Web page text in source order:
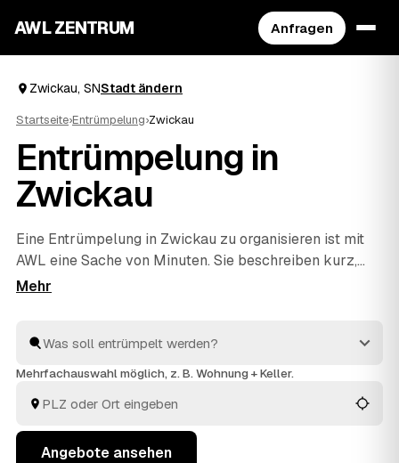
AWL ZENTRUM Anfragen
Zwickau, SNStadt ändern
Startseite›Entrümpelung›Zwickau
Entrümpelung in
Zwickau
Eine Entrümpelung in Zwickau zu organisieren ist mit
AWL eine Sache von Minuten. Sie beschreiben kurz,
was raus soll – ob vollgestellter Keller, Dachboden,
Anbieter aus SN. Statt einzeln zu telefonieren
vergleichen Sie die Vorschläge in Ruhe und entscheiden
fachgerecht.
Mehrfachauswahl möglich, z. B. Wohnung + Keller.
Angebote ansehen